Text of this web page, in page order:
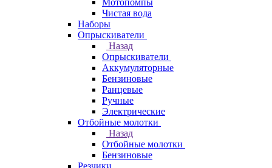
Мотопомпы
Чистая вода
Наборы
Опрыскиватели
Назад
Опрыскиватели
Аккумуляторные
Бензиновые
Ранцевые
Ручные
Электрические
Отбойные молотки
Назад
Отбойные молотки
Бензиновые
Резчики